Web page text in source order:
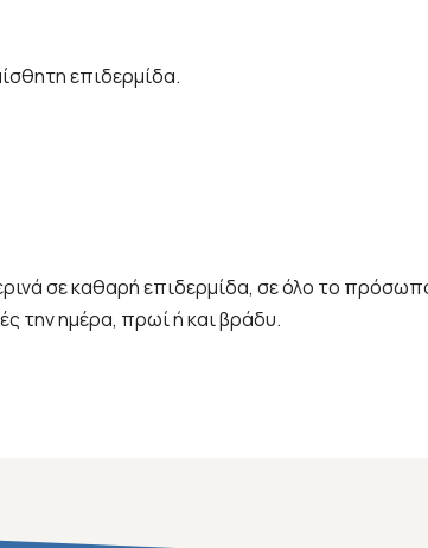
επιδερμίδα.
σε καθαρή επιδερμίδα, σε όλο το
την ημέρα, πρωί ή και βράδυ.